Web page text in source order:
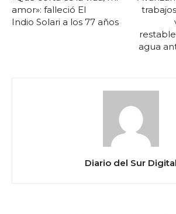
amor»: falleció El
Indio Solari a los 77 años
agua
Diario del Sur Digital